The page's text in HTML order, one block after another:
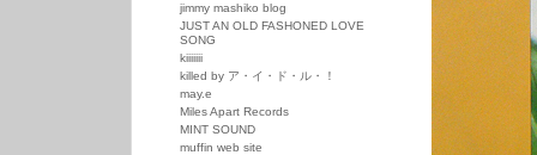
jimmy mashiko blog
JUST AN OLD FASHONED LOVE
SONG
kiiiiiii
killed by ア・イ・ド・ル・！
may.e
Miles Apart Records
MINT SOUND
muffin web site